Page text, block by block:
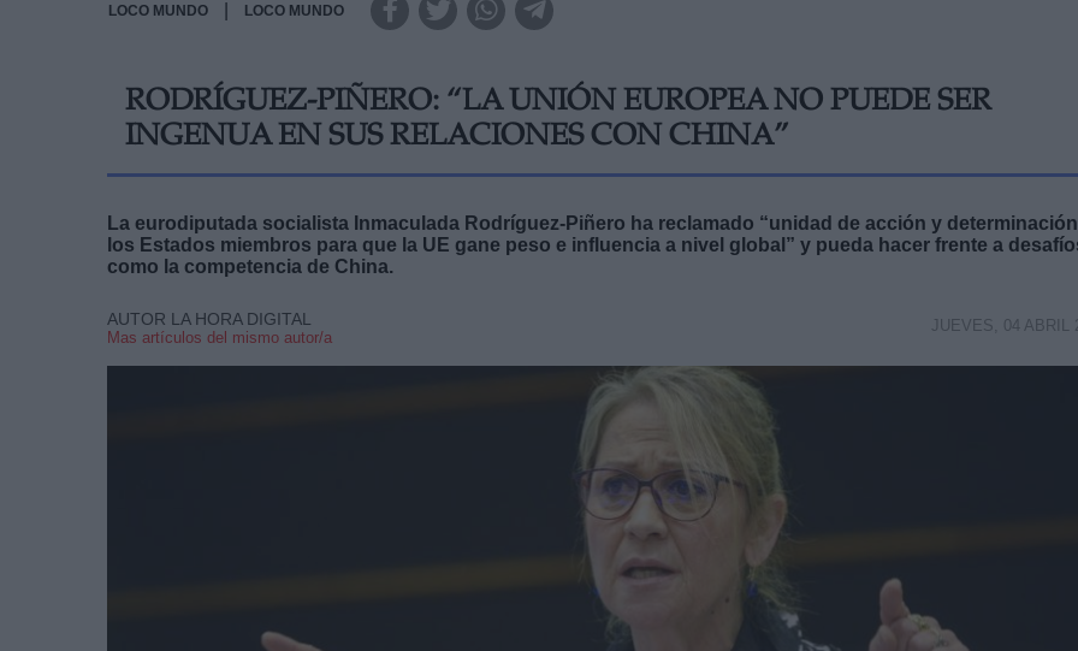
LOCO MUNDO LOCO MUNDO
RODRÍGUEZ-PIÑERO: “LA UNIÓN EUROPEA NO PUEDE SER
INGENUA EN SUS RELACIONES CON CHINA”
La eurodiputada socialista Inmaculada Rodríguez-Piñero ha reclamado “unidad de acción y
los Estados miembros para que la UE gane peso e influencia a nivel global” y pueda hacer frente a
como la competencia de China.
AUTOR LA HORA DIGITAL
Mas artículos del mismo autor/a
JUEVES, 04 ABRIL